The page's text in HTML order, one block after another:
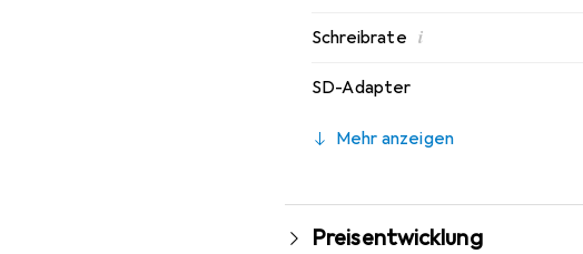
Schreibrate i
SD-Adapter
Mehr anzeigen
Preisentwicklung